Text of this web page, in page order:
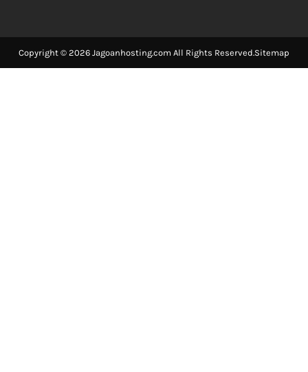
Copyright © 2026 Jagoanhosting.com All Rights Reserved.Sitemap